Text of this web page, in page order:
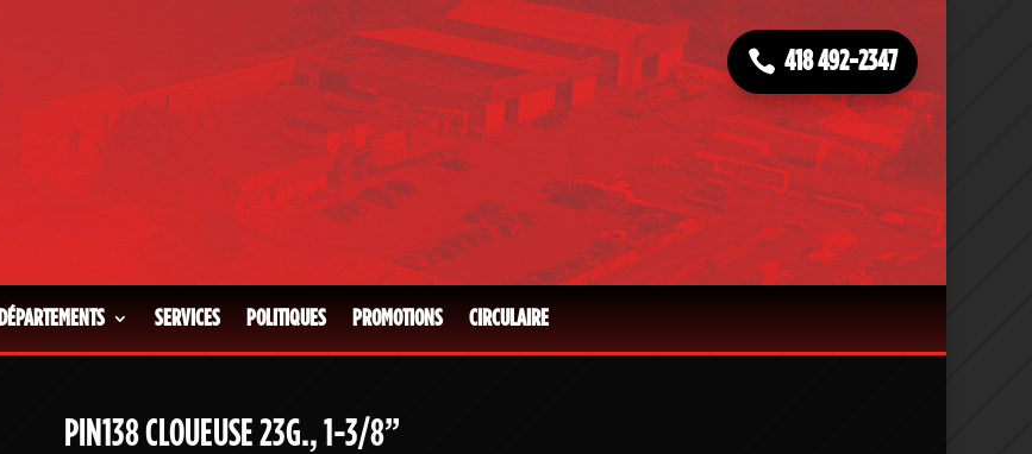
418 492-2347
DÉPARTEMENTS SERVICES POLITIQUES PROMOTIONS CIRCULAIRE
PIN138 CLOUEUSE 23G., 1-3/8”